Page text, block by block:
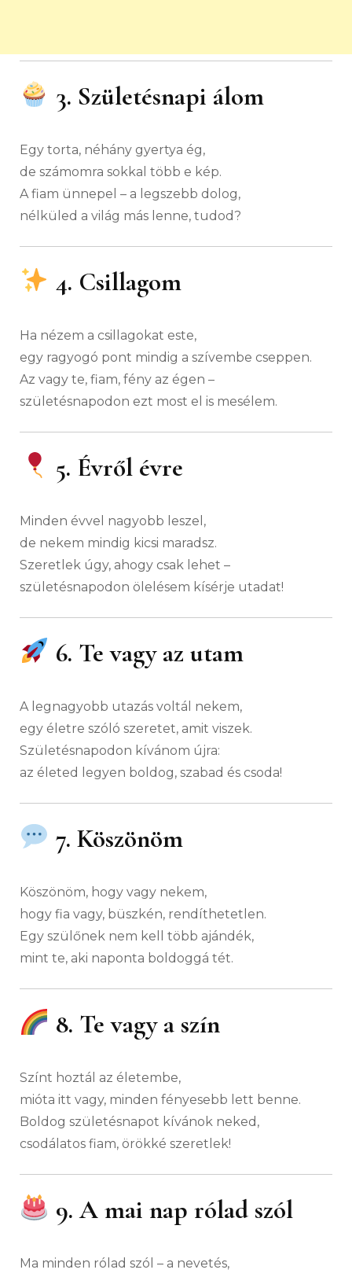
3. Születésnapi álom
Egy torta, néhány gyertya ég,
de számomra sokkal több e kép.
A fiam ünnepel – a legszebb dolog,
nélküled a világ más lenne, tudod?
4. Csillagom
Ha nézem a csillagokat este,
egy ragyogó pont mindig a szívembe cseppen.
Az vagy te, fiam, fény az égen –
születésnapodon ezt most el is mesélem.
5. Évről évre
Minden évvel nagyobb leszel,
de nekem mindig kicsi maradsz.
Szeretlek úgy, ahogy csak lehet –
születésnapodon ölelésem kísérje utadat!
6. Te vagy az utam
A legnagyobb utazás voltál nekem,
egy életre szóló szeretet, amit viszek.
Születésnapodon kívánom újra:
az életed legyen boldog, szabad és csoda!
7. Köszönöm
Köszönöm, hogy vagy nekem,
hogy fia vagy, büszkén, rendíthetetlen.
Egy szülőnek nem kell több ajándék,
mint te, aki naponta boldoggá tét.
8. Te vagy a szín
Színt hoztál az életembe,
mióta itt vagy, minden fényesebb lett benne.
Boldog születésnapot kívánok neked,
csodálatos fiam, örökké szeretlek!
9. A mai nap rólad szól
Ma minden rólad szól – a nevetés,